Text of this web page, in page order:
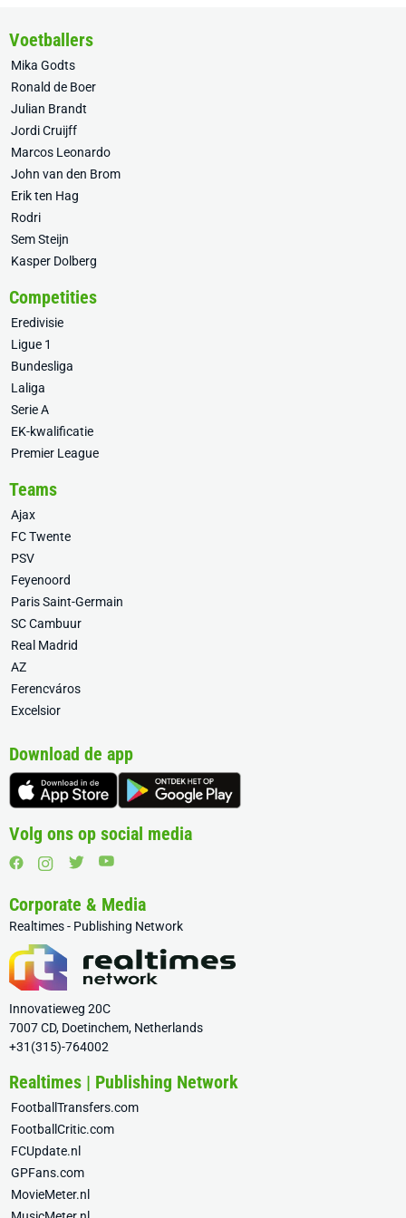
Voetballers
Mika Godts
Ronald de Boer
Julian Brandt
Jordi Cruijff
Marcos Leonardo
John van den Brom
Erik ten Hag
Rodri
Sem Steijn
Kasper Dolberg
Competities
Eredivisie
Ligue 1
Bundesliga
Laliga
Serie A
EK-kwalificatie
Premier League
Teams
Ajax
FC Twente
PSV
Feyenoord
Paris Saint-Germain
SC Cambuur
Real Madrid
AZ
Ferencváros
Excelsior
Download de app
Volg ons op social media
Corporate & Media
Realtimes - Publishing Network
Innovatieweg 20C
7007 CD, Doetinchem, Netherlands
+31(315)-764002
Realtimes | Publishing Network
FootballTransfers.com
FootballCritic.com
FCUpdate.nl
GPFans.com
MovieMeter.nl